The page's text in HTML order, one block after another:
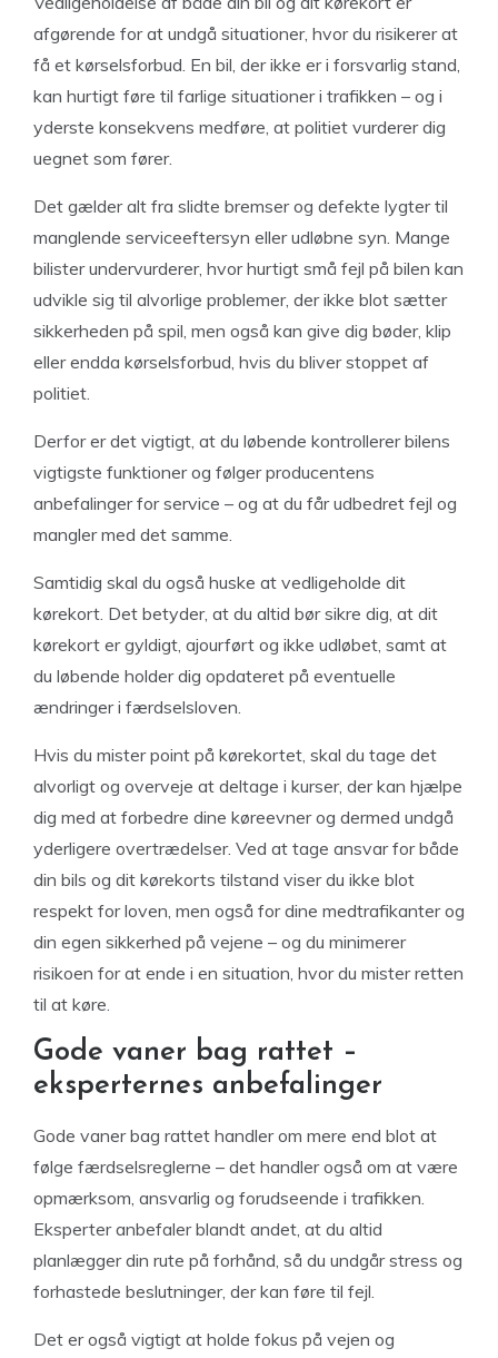
afgørende for at undgå situationer, hvor du risikerer at
få et kørselsforbud. En bil, der ikke er i forsvarlig stand,
kan hurtigt føre til farlige situationer i trafikken – og i
yderste konsekvens medføre, at politiet vurderer dig
uegnet som fører.
Det gælder alt fra slidte bremser og defekte lygter til
manglende serviceeftersyn eller udløbne syn. Mange
bilister undervurderer, hvor hurtigt små fejl på bilen kan
udvikle sig til alvorlige problemer, der ikke blot sætter
sikkerheden på spil, men også kan give dig bøder, klip
eller endda kørselsforbud, hvis du bliver stoppet af
politiet.
Derfor er det vigtigt, at du løbende kontrollerer bilens
vigtigste funktioner og følger producentens
anbefalinger for service – og at du får udbedret fejl og
mangler med det samme.
Samtidig skal du også huske at vedligeholde dit
kørekort. Det betyder, at du altid bør sikre dig, at dit
kørekort er gyldigt, ajourført og ikke udløbet, samt at
du løbende holder dig opdateret på eventuelle
ændringer i færdselsloven.
Hvis du mister point på kørekortet, skal du tage det
alvorligt og overveje at deltage i kurser, der kan hjælpe
dig med at forbedre dine køreevner og dermed undgå
yderligere overtrædelser. Ved at tage ansvar for både
din bils og dit kørekorts tilstand viser du ikke blot
respekt for loven, men også for dine medtrafikanter og
din egen sikkerhed på vejene – og du minimerer
risikoen for at ende i en situation, hvor du mister retten
til at køre.
Gode vaner bag rattet –
eksperternes anbefalinger
Gode vaner bag rattet handler om mere end blot at
følge færdselsreglerne – det handler også om at være
opmærksom, ansvarlig og forudseende i trafikken.
Eksperter anbefaler blandt andet, at du altid
planlægger din rute på forhånd, så du undgår stress og
forhastede beslutninger, der kan føre til fejl.
Det er også vigtigt at holde fokus på vejen og